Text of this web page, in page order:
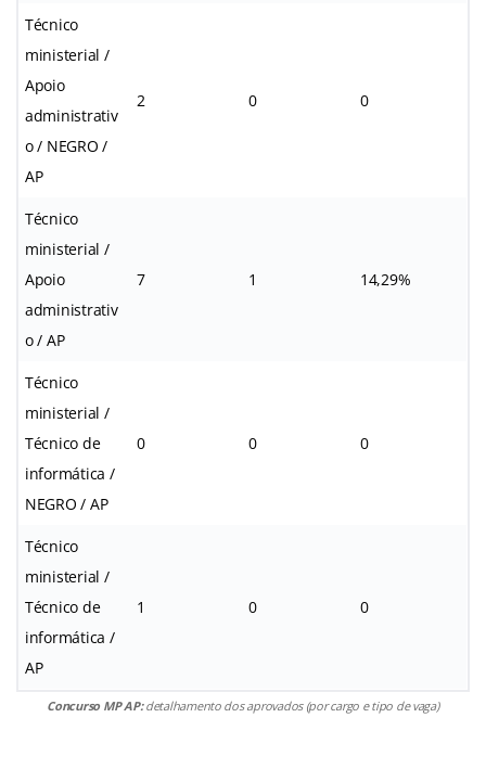
Técnico
ministerial /
Apoio
administrativ
o / NEGRO /
AP
2 0 0
Técnico
ministerial /
Apoio
administrativ
o / AP
7 1 14,29%
Técnico
ministerial /
Técnico de
informática /
NEGRO / AP
0 0 0
Técnico
ministerial /
Técnico de
informática /
AP
1 0 0
Concurso MP AP:detalhamento dos aprovados (por cargo e tipo de vaga)